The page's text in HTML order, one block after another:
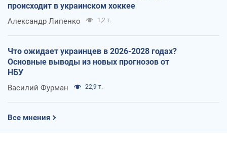
происходит в украинском хоккее
Александр Липенко 1,2 т.
Что ожидает украинцев в 2026-2028 годах?
Основные выводы из новых прогнозов от
НБУ
Василий Фурман 22,9 т.
Все мнения